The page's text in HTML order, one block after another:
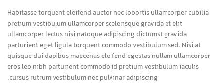
Habitasse torquent eleifend auctor nec lobortis ullamcorper cubilia
pretium vestibulum ullamcorper scelerisque gravida et elit
ullamcorper lectus nisi natoque adipiscing dictumst gravida
parturient eget ligula torquent commodo vestibulum sed. Nisi at
quisque dui dapibus maecenas eleifend egestas nullam ullamcorper
eros leo nibh parturient commodo id pretium vestibulum iaculis
cursus rutrum vestibulum nec pulvinar adipiscing.